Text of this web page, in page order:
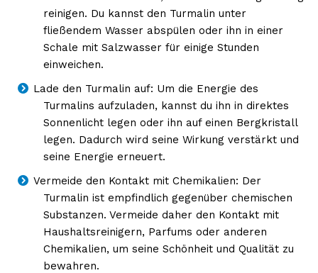
NEWSLETTER ABONNIEREN
Inhalte
reinigen. Du kannst den Turmalin unter
fließendem Wasser abspülen oder ihn in einer
Schale mit Salzwasser für einige Stunden
einweichen.
Lade den Turmalin auf: Um die Energie des
Turmalins aufzuladen, kannst du ihn in direktes
Sonnenlicht legen oder ihn auf einen Bergkristall
legen. Dadurch wird seine Wirkung verstärkt und
seine Energie erneuert.
Vermeide den Kontakt mit Chemikalien: Der
Turmalin ist empfindlich gegenüber chemischen
Substanzen. Vermeide daher den Kontakt mit
Haushaltsreinigern, Parfums oder anderen
Chemikalien, um seine Schönheit und Qualität zu
bewahren.